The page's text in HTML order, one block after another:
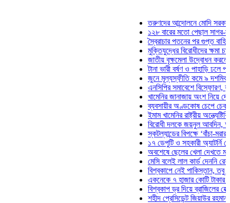
তরুণদের আন্দোলনে মোদি সরকার
১২৮ বারের মতো পেছাল সাগর-রুনি
স্বৈরাচার পতনের পর গুপ্ত বাহিনীর
মুক্তিযুদ্ধের বিরোধীদের ক্ষমা চাইতে
জাতীয় বৃক্ষমেলা উদ্বোধন করলেন
টানা ভারী বর্ষণ ও পাহাড়ি ঢলে
জুনে মূল্যস্ফীতি কমে ৯ দশমিক ১৬
এনসিপির সমাবেশে বিস্ফোরণ,
খামেনির জানাজায় অংশ নিয়ে দেশে
ব্যবসায়ীর অণ্ডকোষ চেপে চেক-
ইমাম খামেনির রাষ্ট্রীয়
বিরোধী দলকে জয়নুল আবদিন,
স্কটল্যান্ডের বিপক্ষে ‘বাঁচা-মরার
১৭ ডেপুটি ও সহকারী অ্যাটর্নি
অবশেষে ছেলের খেলা দেখতে মাঠে
মেসি বলেই লাল কার্ড দেননি রেফারি!
বিশ্বকাপে নেই পাকিস্তান, তবু
একনেকে ৭ হাজার কোটি টাকার ৫
বিশ্বকাপ ড্র দিয়ে ব্রাজিলের হেক্সা
শহীদ প্রেসিডেন্ট জিয়াউর রহমান